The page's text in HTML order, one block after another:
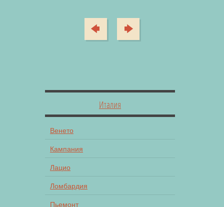
Италия
Венето
Кампания
Лацио
Ломбардия
Пьемонт